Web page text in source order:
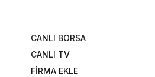
CANLI BORSA
CANLI TV
FİRMA EKLE